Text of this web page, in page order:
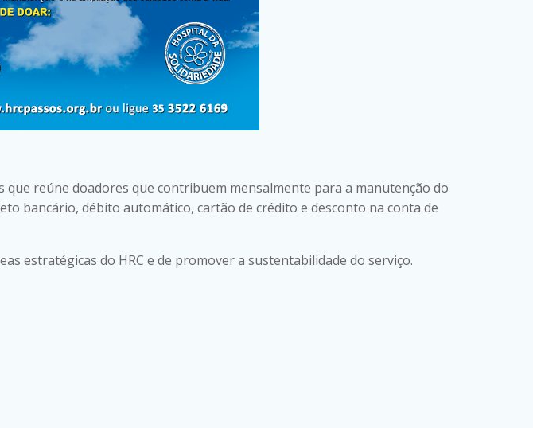
que reúne doadores que contribuem mensalmente para a manutenção do
bancário, débito automático, cartão de crédito e desconto na conta de
estratégicas do HRC e de promover a sustentabilidade do serviço.